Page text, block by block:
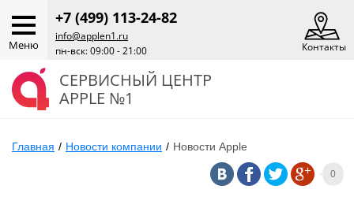
Меню
+7 (499) 113-24-82
info@applen1.ru
пн-вск: 09:00 - 21:00
Контакты
СЕРВИСНЫЙ ЦЕНТР
APPLE №1
Главная / Новости компании / Новости Apple
0